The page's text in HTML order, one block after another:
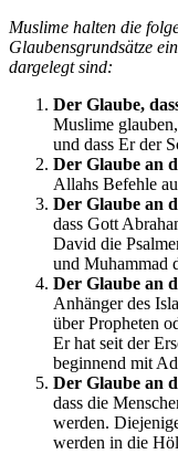
Muslime halten die
Glaubensgrundsätze
dargelegt sind:
Der Glaube,
Muslime
und dass Er der
Der Glaube an
Allahs Befehle
Der Glaube an
dass Gott
David die
und Muhammad
Der Glaube an
Anhänger des
über Propheten
Er hat seit der
beginnend mit
Der Glaube an
dass die
werden.
werden in die